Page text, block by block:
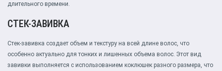
длительного времени.
СТЕК-ЗАВИВКА
Стек-завивка создает объем и текстуру на всей длине волос, что
особенно актуально для тонких и лишенных объема волос. Этот вид
завивки выполняется с использованием коклюшек разного размера, что